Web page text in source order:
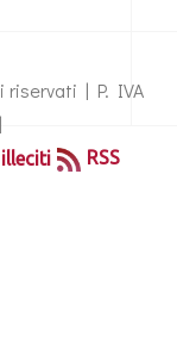
| P. IVA
RSS